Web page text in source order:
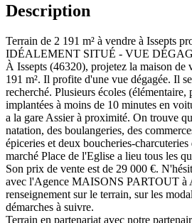
Description
Terrain de 2 191 m² à vendre à Issepts
IDÉALEMENT SITUÉ - VUE
À Issepts (46320), projetez la maison de
191 m². Il profite d'une vue dégagée. Il
recherché. Plusieurs écoles
implantées à moins de 10 minutes en
a la gare Assier à proximité. On trouve
natation, des boulangeries, des
épiceries et deux boucheries-
marché Place de l'Eglise a lieu tous les
Son prix de vente est de 29 000 €.
avec l'Agence MAISONS PARTOUT
renseignement sur le terrain, sur les
démarches à suivre.
Terrain en partenariat avec notre